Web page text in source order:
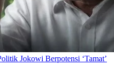
Jokowi Berpotensi ‘Tamat’